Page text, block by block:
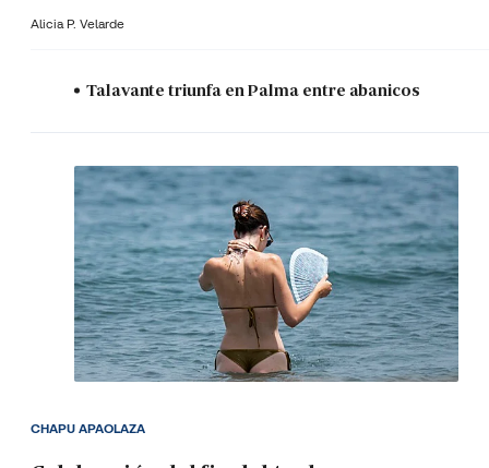
Alicia P. Velarde
Talavante triunfa en Palma entre abanicos
CHAPU APAOLAZA